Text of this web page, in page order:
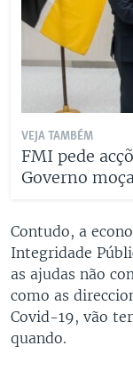
VEJA TAMBÉM
FMI pede
Governo
Contudo, a
Integridade
as ajudas não
como as
Covid-19, vão
quando.